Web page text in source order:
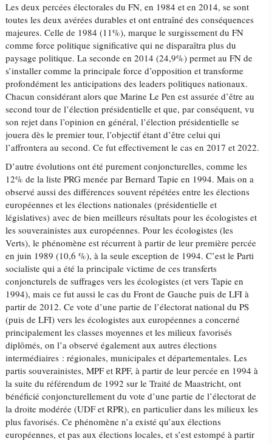
Les deux percées électorales du FN, en 1984 et en 2014, se sont
toutes les deux avérées durables et ont entraîné des conséquences
majeures. Celle de 1984 (11%), marque le surgissement du FN
comme force politique significative qui ne disparaîtra plus du
paysage politique. La seconde en 2014 (24,9%) permet au FN de
s’installer comme la principale force d’opposition et transforme
profondément les anticipations des leaders politiques nationaux.
Chacun considérant alors que Marine Le Pen est assurée d’être au
second tour de l’élection présidentielle et que, par conséquent, vu
son rejet dans l’opinion en général, l’élection présidentielle se
jouera dès le premier tour, l’objectif étant d’être celui qui
l’affrontera au second. Ce fut effectivement le cas en 2017 et 2022.
D’autre évolutions ont été purement conjoncturelles, comme les
12% de la liste PRG menée par Bernard Tapie en 1994. Mais on a
observé aussi des différences souvent répétées entre les élections
européennes et les élections nationales (présidentielle et
législatives) avec de bien meilleurs résultats pour les écologistes et
les souverainistes aux européennes. Pour les écologistes (les
Verts), le phénomène est récurrent à partir de leur première percée
en juin 1989 (10,6 %), à la seule exception de 1994. C’est le Parti
socialiste qui a été la principale victime de ces transferts
conjoncturels de suffrages vers les écologistes (et vers Tapie en
1994), mais ce fut aussi le cas du Front de Gauche puis de LFI à
partir de 2012. Ce vote d’une partie de l’électorat national du PS
(puis de LFI) vers les écologistes aux européennes a concerné
principalement les classes moyennes et les milieux favorisés
diplômés, on l’a observé également aux autres élections
intermédiaires : régionales, municipales et départementales. Les
partis souverainistes, MPF et RPF, à partir de leur percée en 1994 à
la suite du référendum de 1992 sur le Traité de Maastricht, ont
bénéficié conjoncturellement du vote d’une partie de l’électorat de
la droite modérée (UDF et RPR), en particulier dans les milieux les
plus favorisés. Ce phénomène n’a existé qu’aux élections
européennes, et pas aux élections locales, et s’est estompé à partir